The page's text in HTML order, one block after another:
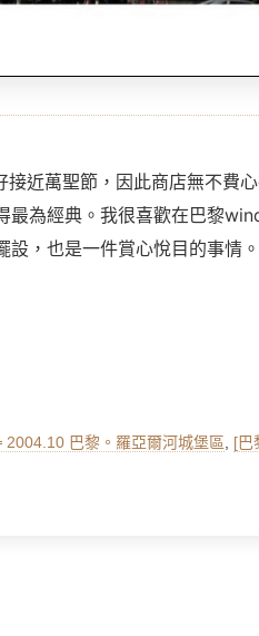
接近萬聖節，因此商店無不費
最為經典。我很喜歡在巴黎
，也是一件賞心悅目的事情。
巴黎。羅亞爾河城堡區 [巴